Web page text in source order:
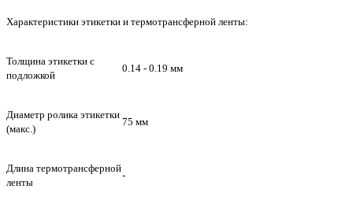
Характеристики этикетки и термотрансферной ленты:
Толщина этикетки с
подложкой
0.14 - 0.19 мм
Диаметр ролика этикетки
(макс.)
75 мм
Длина термотрансферной
ленты
-